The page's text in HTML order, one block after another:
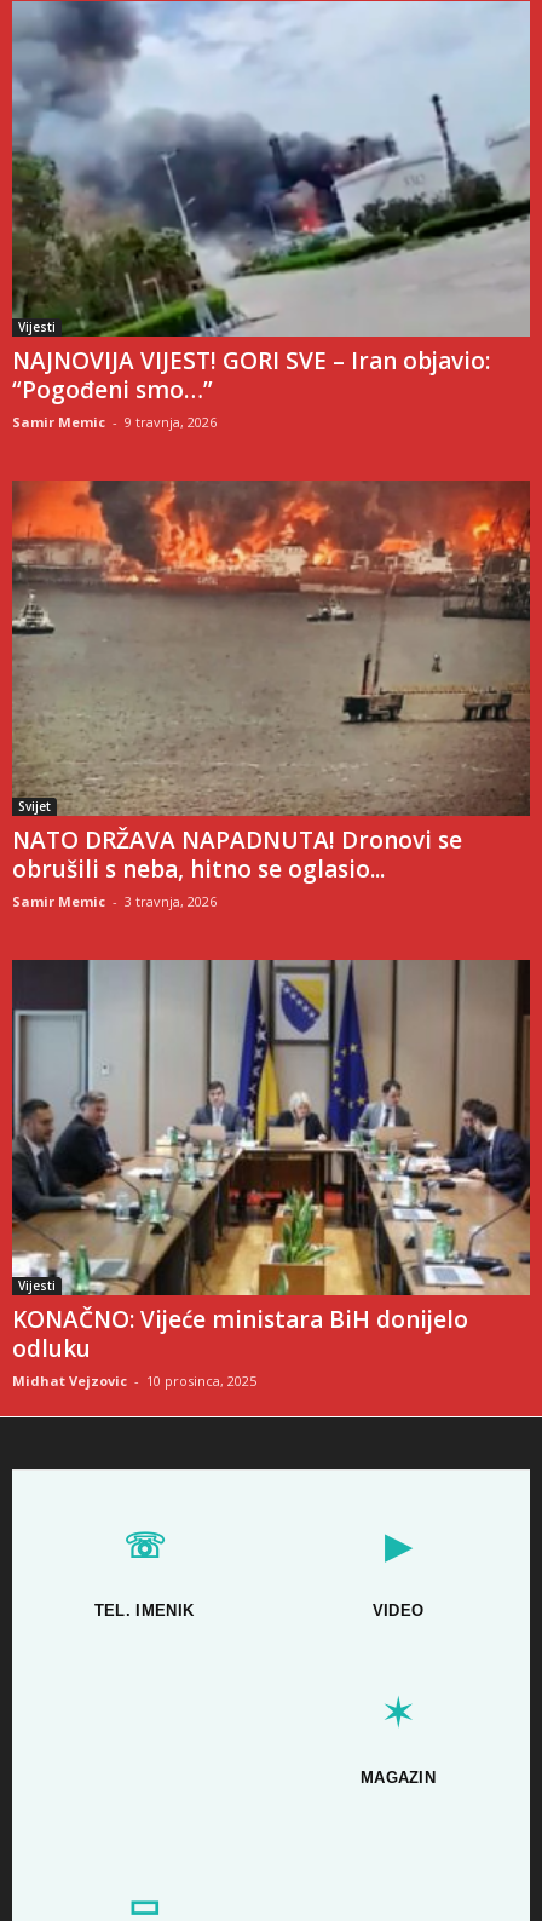
Vijesti
NAJNOVIJA VIJEST! GORI SVE – Iran objavio:
“Pogođeni smo…”
Samir Memic - 9 travnja, 2026
Svijet
NATO DRŽAVA NAPADNUTA! Dronovi se
obrušili s neba, hitno se oglasio...
Samir Memic - 3 travnja, 2026
Vijesti
KONAČNO: Vijeće ministara BiH donijelo
odluku
Midhat Vejzovic - 10 prosinca, 2025
☏
TEL. IMENIK
▶
VIDEO
✶
MAGAZIN
▭